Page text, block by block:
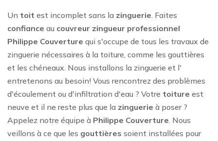
Un toit est incomplet sans la zinguerie. Faites
confiance au couvreur zingueur professionnel
Philippe Couverture qui s'occupe de tous les travaux de
zinguerie nécessaires à la toiture, comme les gouttières
et les chéneaux. Nous installons la zinguerie et l'
entretenons au besoin! Vous rencontrez des problèmes
d'écoulement ou d'infiltration d'eau ? Votre toiture est
neuve et il ne reste plus que la zinguerie à poser ?
Appelez notre équipe à Philippe Couverture. Nous
veillons à ce que les gouttières soient installées pour